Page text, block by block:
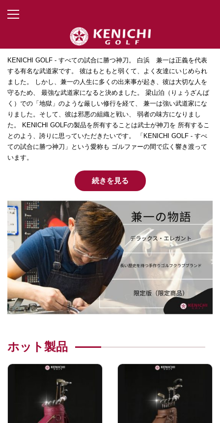
兼一の物語
KENICHI GOLF - すべての試合に勝つ神刀。 白浜 兼一は正義を代表
する有名な武道家です。 彼はもともと弱くて、よく友達にいじめられ
ました。 しかし、兼一の人生に多くの出来事が起き、彼は大切な人を
守るため、 最強な武道家になると決めました。 梁山泊（りょうざんぱ
く）での「地獄」のような厳しい修行を経て、 兼一は強い武道家にな
りました。そして、彼は邪悪の組織と戦い、 弱者の味方になりまし
た。 KENICHI GOLFの製品を所有することは武士が神刀を 所有するこ
とのよう、誇りに思っていただきたいです。 「KENICHI GOLF - すべ
ての試合に勝つ神刀」という愛称も ゴルファーの間で広く響き渡って
います。
続きを見る
ホット製品